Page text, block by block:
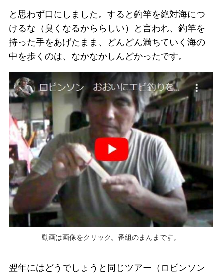
と思わず口にしました。すると釣竿を絶対海につ
けるな（臭くなるかららしい）と言われ、釣竿を
持った手をあげたまま、どんどん満ちていく海の
中を歩くのは、なかなかしんどかったです。
動画は画像をクリック。番組のまんまです。
翌年にはどうでしょうと同じツアー（ロビンソン